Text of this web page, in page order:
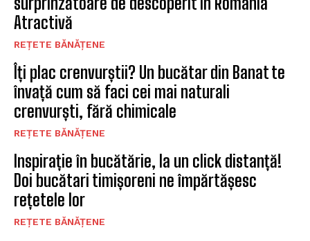
Atractivă
REȚETE BĂNĂȚENE
Îți plac crenvurștii? Un bucătar din Banat te
învață cum să faci cei mai naturali
crenvurști, fără chimicale
REȚETE BĂNĂȚENE
Inspirație în bucătărie, la un click distanță!
Doi bucătari timișoreni ne împărtășesc
rețetele lor
REȚETE BĂNĂȚENE